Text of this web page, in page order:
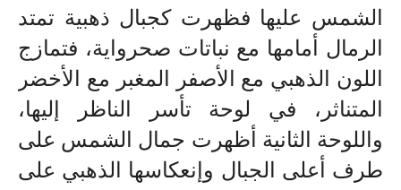
الشمس عليها فظهرت كجبال ذهبية تمتد
الرمال أمامها مع نباتات صحرواية، فتمازج
اللون الذهبي مع الأصفر المغبر مع الأخضر
المتناثر، في لوحة تأسر الناظر إليها،
واللوحة الثانية أظهرت جمال الشمس على
طرف أعلى الجبال وإنعكاسها الذهبي على